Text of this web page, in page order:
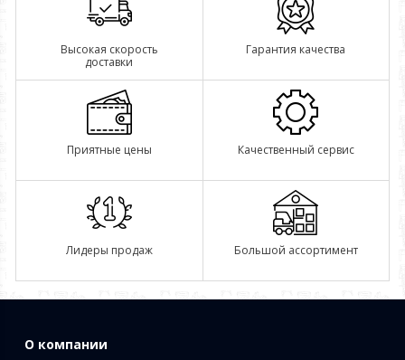
Высокая скорость
доставки
Гарантия качества
Приятные цены Качественный сервис
Лидеры продаж Большой ассортимент
О компании